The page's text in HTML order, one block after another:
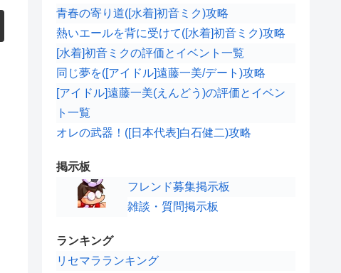
青春の寄り道([水着]初音ミク)攻略
熱いエールを背に受けて([水着]初音ミク)攻略
[水着]初音ミクの評価とイベント一覧
同じ夢を([アイドル]遠藤一美/デート)攻略
[アイドル]遠藤一美(えんどう)の評価とイベン
ト一覧
オレの武器！([日本代表]白石健二)攻略
掲示板
フレンド募集掲示板
雑談・質問掲示板
ランキング
リセマラランキング